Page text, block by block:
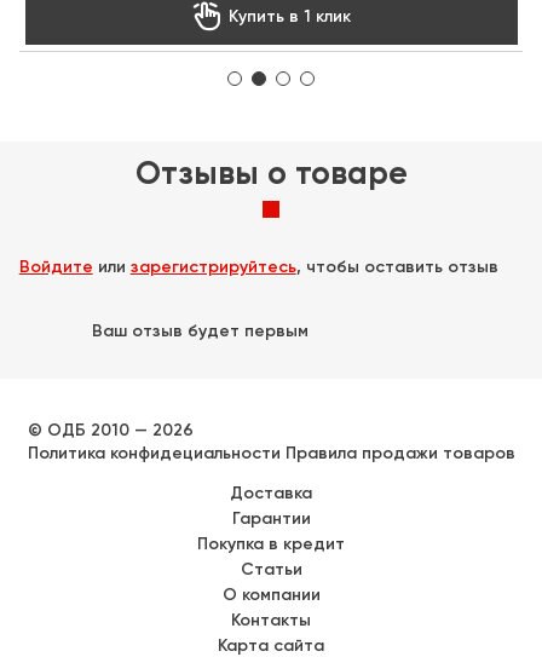
 Купить в 1 клик
Отзывы о товаре
Войдите или зарегистрируйтесь, чтобы оставить отзыв
Ваш отзыв будет первым
© ОДБ 2010 — 2026
Политика конфидециальности Правила продажи товаров
Доставка
Гарантии
Покупка в кредит
Статьи
О компании
Контакты
Карта сайта